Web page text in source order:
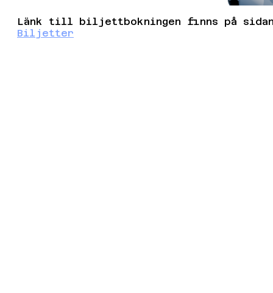
Länk till biljettbokningen finns på
Biljetter